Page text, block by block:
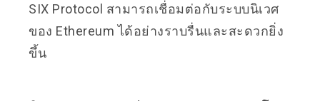
SIX Protocol สามารถเชื่อมต่อกับระบบนิเวศ
ของ Ethereum ได้อย่างราบรื่นและสะดวกยิ่ง
ขึ้น